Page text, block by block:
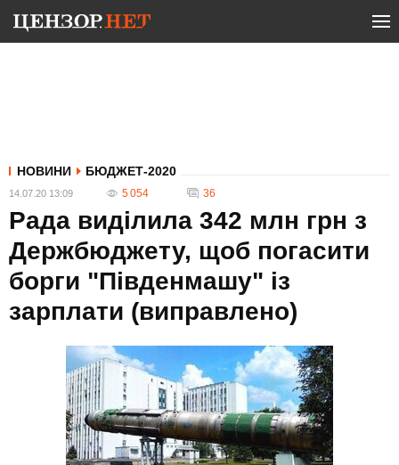
НОВИНИ БЮДЖЕТ-2020
14.07.20 13:09 5 054 36
Рада виділила 342 млн грн з
Держбюджету, щоб погасити
борги "Південмашу" із
зарплати (виправлено)